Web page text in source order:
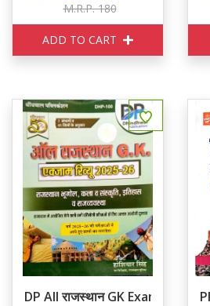
M.R.P. 180
ADD TO CART
DP All राजस्थान GK Exam